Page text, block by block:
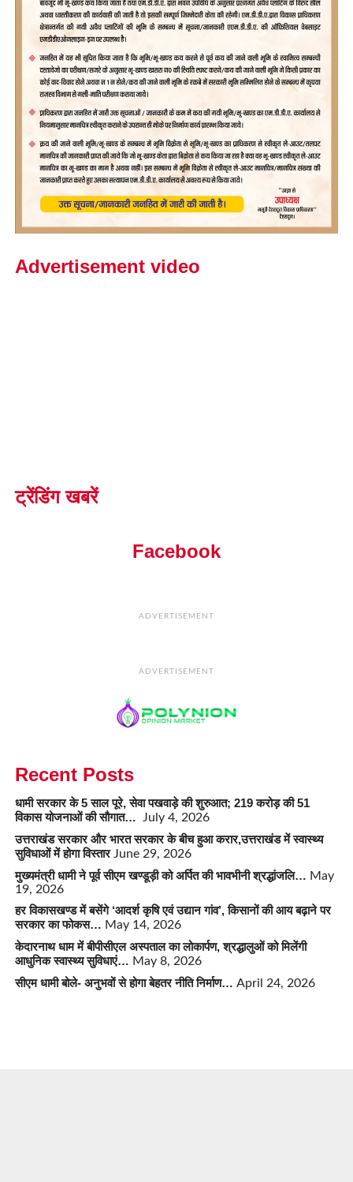
Advertisement video
ट्रेंडिंग खबरें
Facebook
ADVERTISEMENT
ADVERTISEMENT
Recent Posts
धामी सरकार के 5 साल पूरे, सेवा पखवाड़े की शुरुआत; 219 करोड़ की 51
विकास योजनाओं की सौगात…
July 4, 2026
उत्तराखंड सरकार और भारत सरकार के बीच हुआ करार,उत्तराखंड में स्वास्थ्य
सुविधाओं में होगा विस्तार June 29, 2026
मुख्यमंत्री धामी ने पूर्व सीएम खण्डूड़ी को अर्पित की भावभीनी श्रद्धांजलि… May
19, 2026
हर विकासखण्ड में बसेंगे ‘आदर्श कृषि एवं उद्यान गांव’, किसानों की आय बढ़ाने पर
सरकार का फोकस… May 14, 2026
केदारनाथ धाम में बीपीसीएल अस्पताल का लोकार्पण, श्रद्धालुओं को मिलेंगी
आधुनिक स्वास्थ्य सुविधाएं… May 8, 2026
सीएम धामी बोले- अनुभवों से होगा बेहतर नीति निर्माण… April 24, 2026